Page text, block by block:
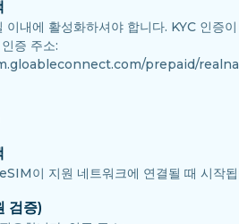
이내에 활성화하셔야 합니다. KYC 인증
증 주소:
prepaid/
이 지원 네트워크에 연결될 때 시작
검증)